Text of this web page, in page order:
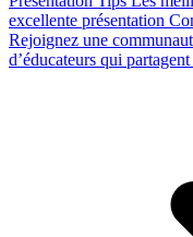
excellente présentation
Rejoignez une
d’éducateurs qui